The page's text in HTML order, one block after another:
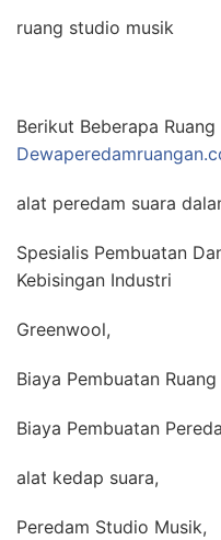
ruang studio musik
Berikut Beberapa
alat peredam suara
Spesialis Pembuatan
Kebisingan Industri
Greenwool,
Biaya Pembuatan
Biaya Pembuatan
alat kedap suara,
Peredam Studio Musik,